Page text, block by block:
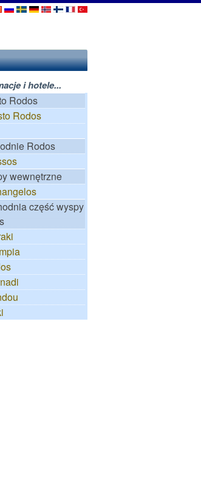
i hotele...
Rodos
Rodos
Rodos
wewnętrzne
część wyspy